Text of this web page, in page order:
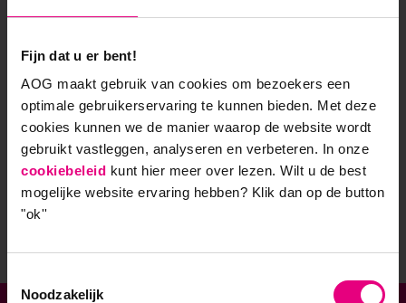
Fijn dat u er bent!
AOG maakt gebruik van cookies om bezoekers een
optimale gebruikerservaring te kunnen bieden. Met deze
cookies kunnen we de manier waarop de website wordt
gebruikt vastleggen, analyseren en verbeteren. In onze
cookiebeleid kunt hier meer over lezen. Wilt u de best
mogelijke website ervaring hebben? Klik dan op de button
"ok''
Noodzakelijk
Blijf geïnspireerd en altijd op de hoogte! Ontvang
regelmatig vernieuwende kennisartikelen, uitnodigingen
voor (gratis) inspiratiesessies en relevante updates over
onze academische opleidingen.
Stuur mij de nieuwsbrief